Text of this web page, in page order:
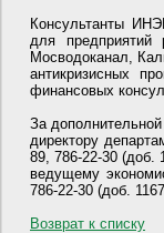
Консультанты
для
Мосводоканал,
антикризисных
финансовых
За
директору
89, 786-22-30 (доб.
ведущему
786-22-30 (доб.
Возврат к списку